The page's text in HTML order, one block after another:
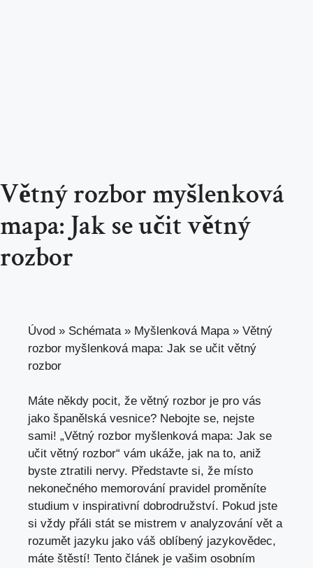
Větný rozbor myšlenková
mapa: Jak se učit větný
rozbor
Úvod » Schémata » Myšlenková Mapa » Větný
rozbor myšlenková mapa: Jak se učit větný
rozbor
Máte někdy pocit, že větný rozbor je⁢ pro vás
jako španělská vesnice? Nebojte‍ se, nejste
sami! „Větný rozbor myšlenková mapa: Jak se
⁣učit větný rozbor“ ⁢vám ukáže, jak na to, aniž
byste ztratili nervy.‍ Představte si, že místo
nekonečného memorování pravidel proměníte
studium v inspirativní dobrodružství. Pokud jste
si vždy přáli stát se mistrem v analyzování ‍vět a
rozumět jazyku jako váš ⁢oblíbený jazykovědec,
máte ⁢štěstí! Tento článek je vašim osobním